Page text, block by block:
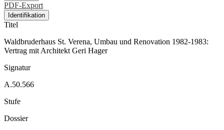
PDF-Export
Identifikation
Titel
Waldbruderhaus St. Verena, Umbau und Renovation 1982-1983:
Vertrag mit Architekt Geri Hager
Signatur
A.50.566
Stufe
Dossier